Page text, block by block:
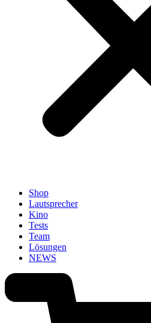
Shop
Lautsprecher
Kino
Tests
Team
Lösungen
NEWS